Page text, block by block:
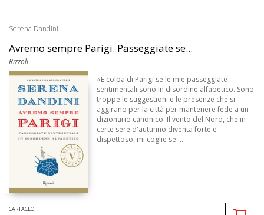
Serena Dandini
Avremo sempre Parigi. Passeggiate se...
Rizzoli
«È colpa di Parigi se le mie passeggiate
sentimentali sono in disordine alfabetico. Sono
troppe le suggestioni e le presenze che si
aggirano per la città per mantenere fede a un
dizionario canonico. Il vento del Nord, che in
certe sere d'autunno diventa forte e
dispettoso, mi coglie se ...
CARTACEO